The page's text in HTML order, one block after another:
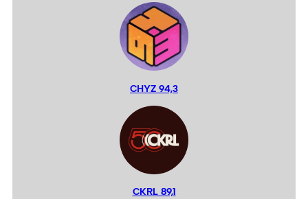
CHYZ 94,3
CKRL 89,1